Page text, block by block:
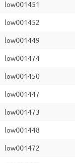
low001451
low001452
low001449
low001474
low001450
low001447
low001473
low001448
low001472